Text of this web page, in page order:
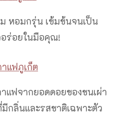
หอมกรุ่น เข้มข้นจนเป็น
อร่อยในมือคุณ!
แฟจากยอดดอยของชนเผ่า
กลิ่นและรสชาติเฉพาะตัว